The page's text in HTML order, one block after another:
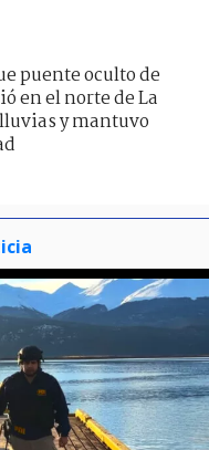
puente oculto de
en el norte de La
y mantuvo